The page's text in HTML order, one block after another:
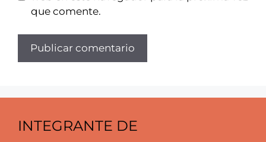
que comente.
INTEGRANTE DE